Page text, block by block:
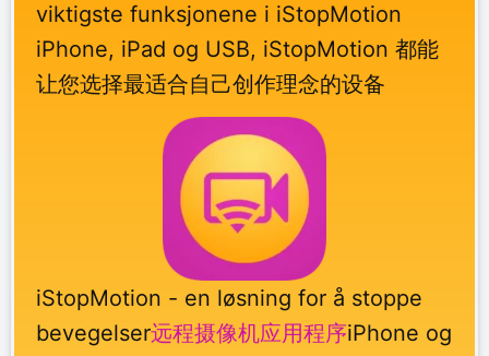
viktigste funksjonene i iStopMotion
iPhone, iPad og USB, iStopMotion 都能
让您选择最适合自己创作理念的设备
iStopMotion - en løsning for å stoppe
bevegelser远程摄像机应用程序iPhone og